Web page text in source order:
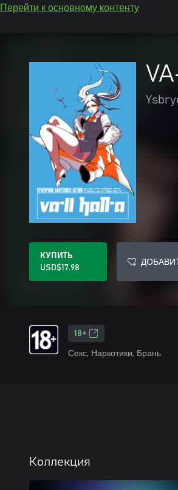
Перейти к основному контенту
КУПИТЬ
USD$17.98
18+
Секс, Наркотики, Брань
Коллекция